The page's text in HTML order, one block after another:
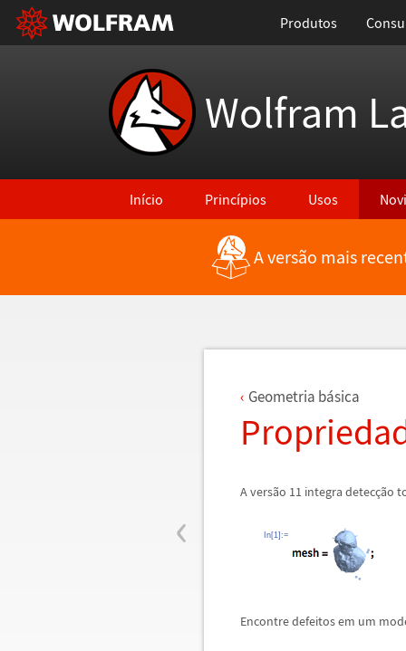
Produtos
Wolfram
Início Princípios Usos
Voltar para Últimas Novidades
A versão mais
‹
Geometria básica
A versão 11 integra detecção
In[1]:=
Encontre defeitos em um